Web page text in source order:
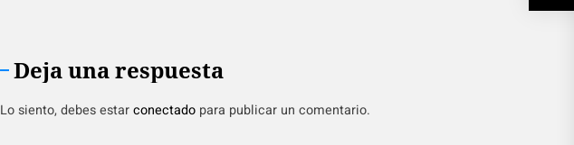
Deja una respuesta
Lo siento, debes estarconectadopara publicar un comentario.